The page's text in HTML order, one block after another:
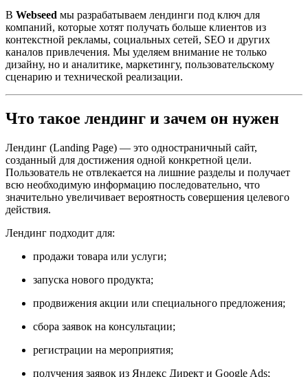
В Webseed мы разрабатываем лендинги под ключ для
компаний, которые хотят получать больше клиентов из
контекстной рекламы, социальных сетей, SEO и других
каналов привлечения. Мы уделяем внимание не только
дизайну, но и аналитике, маркетингу, пользовательскому
сценарию и технической реализации.
Что такое лендинг и зачем он нужен
Лендинг (Landing Page) — это одностраничный сайт,
созданный для достижения одной конкретной цели.
Пользователь не отвлекается на лишние разделы и получает
всю необходимую информацию последовательно, что
значительно увеличивает вероятность совершения целевого
действия.
Лендинг подходит для:
продажи товара или услуги;
запуска нового продукта;
продвижения акции или специального предложения;
сбора заявок на консультации;
регистрации на мероприятия;
получения заявок из Яндекс Директ и Google Ads;